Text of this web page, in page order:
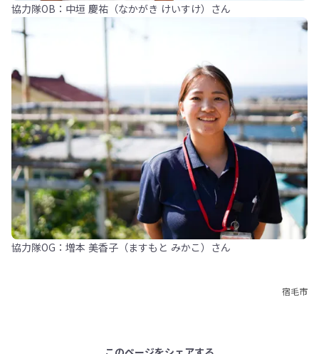
協力隊OB：中垣 慶祐（なかがき けいすけ）さん
協力隊OG：増本 美香子（ますもと みかこ）さん
宿毛市